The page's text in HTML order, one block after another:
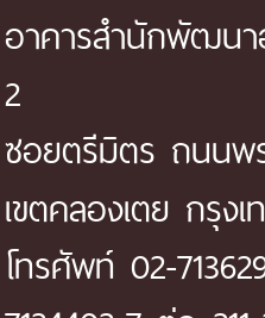
อาคารสำนักพัฒนา
2
ซอยตรีมิตร ถนนพ
เขตคลองเตย กรุงเ
โทรศัพท์ 02-